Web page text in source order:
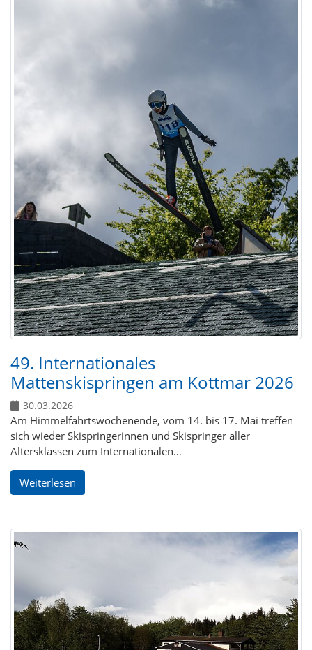
49. Internationales
Mattenskispringen am Kottmar 2026
30.03.2026
Am Himmelfahrtswochenende, vom 14. bis 17. Mai treffen
sich wieder Skispringerinnen und Skispringer aller
Altersklassen zum Internationalen…
Weiterlesen